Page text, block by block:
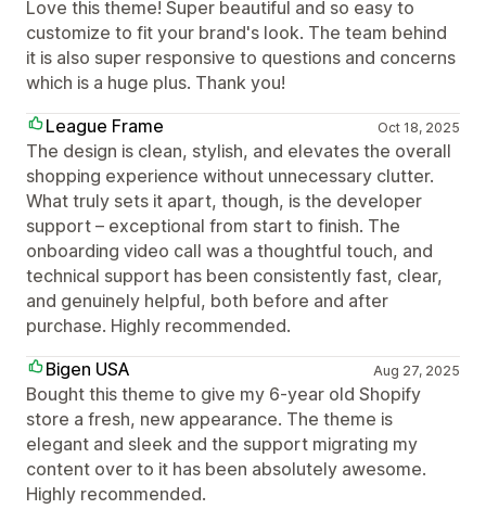
Love this theme! Super beautiful and so easy to
customize to fit your brand's look. The team behind
it is also super responsive to questions and concerns
which is a huge plus. Thank you!
League Frame
Oct 18, 2025
The design is clean, stylish, and elevates the overall
shopping experience without unnecessary clutter.
What truly sets it apart, though, is the developer
support – exceptional from start to finish. The
onboarding video call was a thoughtful touch, and
technical support has been consistently fast, clear,
and genuinely helpful, both before and after
purchase. Highly recommended.
Bigen USA
Aug 27, 2025
Bought this theme to give my 6-year old Shopify
store a fresh, new appearance. The theme is
elegant and sleek and the support migrating my
content over to it has been absolutely awesome.
Highly recommended.